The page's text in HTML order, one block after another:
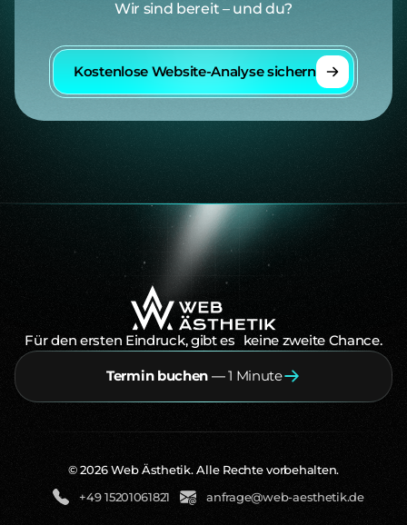
Wir sind bereit – und du?
Kostenlose Website-Analyse sichern
Für den ersten Eindruck, gibt es keine zweite Chance.
Termin buchen —1 Minute
Termin buchen — 1 Minute
©2026Web Ästhetik. Alle Rechte vorbehalten.
+49 15201061821
anfrage@web-aesthetik.de